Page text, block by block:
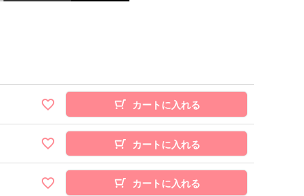
カートに入れる
カートに入れる
カートに入れる